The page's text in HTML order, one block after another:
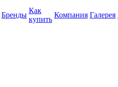
Бренды
Как
купить
Компания Галерея